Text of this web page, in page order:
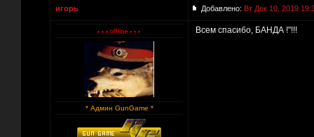
игорь Добавлено: Вт Дек 10, 2019
* Админ GunGame *
Всем спасибо, БАНДА !"!!!